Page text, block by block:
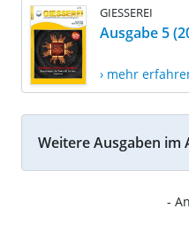
GIESSEREI
Ausgabe 5
› mehr
Weitere Ausgaben im
-